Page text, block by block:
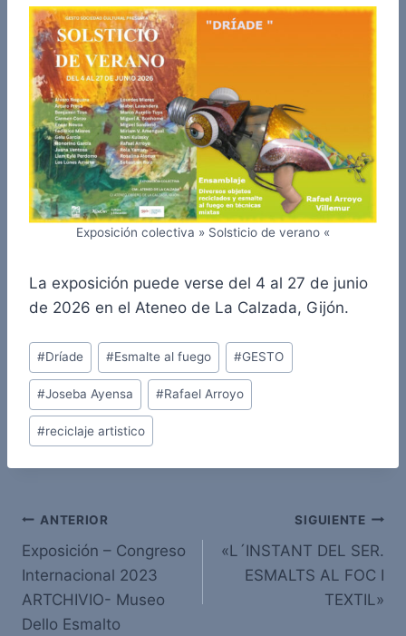
Exposición colectiva » Solsticio de verano «
La exposición puede verse del 4 al 27 de junio
de 2026 en el Ateneo de La Calzada, Gijón.
Etiquetas
de
la
entrada:
#Dríade #Esmalte al fuego #GESTO
#Joseba Ayensa #Rafael Arroyo
#reciclaje artistico
Navegación
de
entradas
ANTERIOR
Exposición – Congreso
Internacional 2023
ARTCHIVIO- Museo
Dello Esmalto
SIGUIENTE
«L´INSTANT DEL SER.
ESMALTS AL FOC I
TEXTIL»